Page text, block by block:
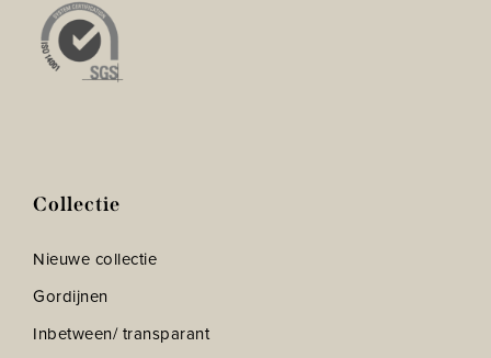
Collectie
Nieuwe collectie
Gordijnen
Inbetween/ transparant